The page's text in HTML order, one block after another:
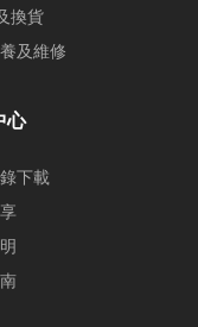
換貨
及維修
心
下載